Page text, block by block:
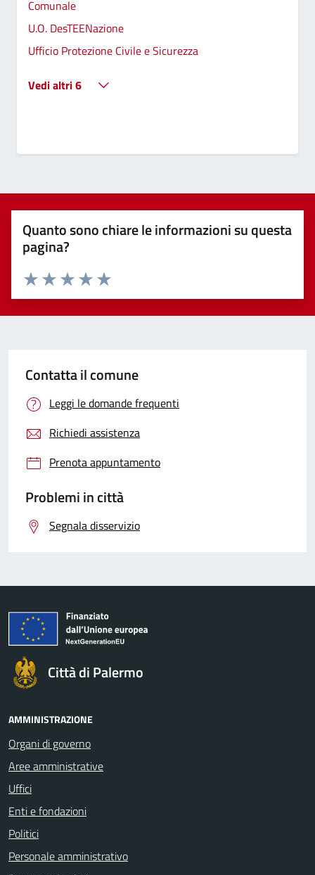
Comunale
U.O. DesTEENazione
Ufficio Protezione Civile e Sicurezza
Vedi altri 6
Quanto sono chiare le informazioni su questa
pagina?
Valuta 5 stelle su 5
Valuta 4 stelle su 5
Valuta 3 stelle su 5
Valuta 2 stelle su 5
Valuta 1 stelle su 5
Contatta il comune
Leggi le domande frequenti
Richiedi assistenza
Prenota appuntamento
Problemi in città
Segnala disservizio
Città di Palermo
AMMINISTRAZIONE
Organi di governo
Aree amministrative
Uffici
Enti e fondazioni
Politici
Personale amministrativo